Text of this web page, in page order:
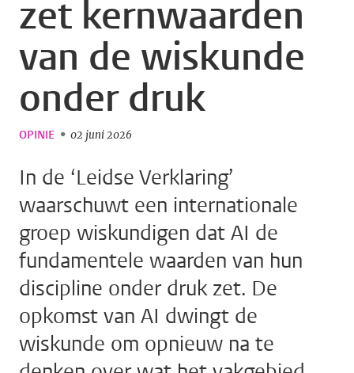
zet kernwaarden
van de wiskunde
onder druk
OPINIE 02 juni 2026
In de ‘Leidse Verklaring’
waarschuwt een internationale
groep wiskundigen dat AI de
fundamentele waarden van hun
discipline onder druk zet. De
opkomst van AI dwingt de
wiskunde om opnieuw na te